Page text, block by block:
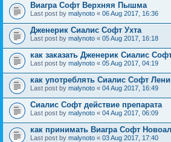
Виагра Софт Верхняя Пышма
Last post by malynoto « 06 Aug 2017, 16:36
Дженерик Сиалис Софт Ухта
Last post by malynoto « 05 Aug 2017, 16:18
как заказать Дженерик Сиалис
Last post by malynoto « 05 Aug 2017, 04:19
как употреблять Сиалис Софт
Last post by malynoto « 04 Aug 2017, 16:49
Сиалис Софт действие препарата
Last post by malynoto « 04 Aug 2017, 06:09
как принимать Виагра Софт
Last post by malynoto « 03 Aug 2017, 17:40